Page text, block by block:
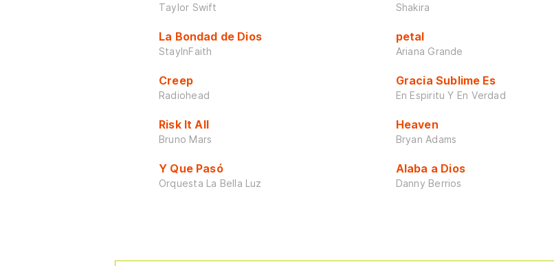
Taylor Swift
La Bondad de Dios
StayInFaith
Creep
Radiohead
Risk It All
Bruno Mars
Y Que Pasó
Orquesta La Bella Luz
Shakira
petal
Ariana Grande
Gracia Sublime Es
En Espiritu Y En Verdad
Heaven
Bryan Adams
Alaba a Dios
Danny Berrios